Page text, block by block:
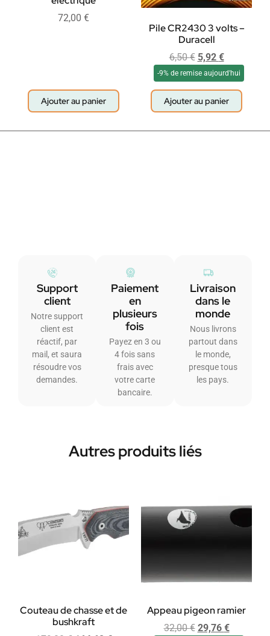
72,00 €
Ajouter au panier
Pile CR2430 3 volts –
Duracell
6,50€ 5,92 €
-9% de remise aujourd'hui
Ajouter au panier
Support
client
Notre support
client est
réactif, par
mail, et saura
résoudre vos
demandes.
Paiement
en
plusieurs
fois
Payez en 3 ou
4 fois sans
frais avec
votre carte
bancaire.
Livraison
dans le
monde
Nous livrons
partout dans
le monde,
presque tous
les pays.
Autres produits liés
Couteau de chasse et de
bushkraft
Appeau pigeon ramier
32,00€ 29,76 €